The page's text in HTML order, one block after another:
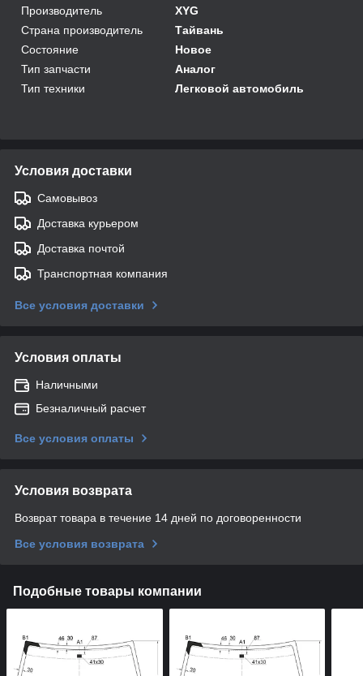
Производитель
XYG
Страна производитель
Тайвань
Состояние
Новое
Тип запчасти
Аналог
Тип техники
Легковой автомобиль
Условия доставки
Самовывоз
Доставка курьером
Доставка почтой
Транспортная компания
Все условия доставки
Условия оплаты
Наличными
Безналичный расчет
Все условия оплаты
Условия возврата
Возврат товара в течение 14 дней по договоренности
Все условия возврата
Подобные товары компании